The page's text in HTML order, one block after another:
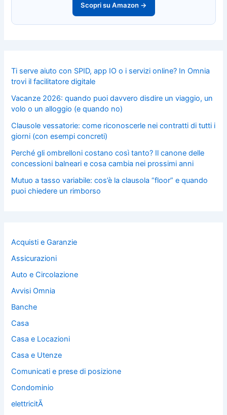
Scopri su Amazon →
Ti serve aiuto con SPID, app IO o i servizi online? In Omnia
trovi il facilitatore digitale
Vacanze 2026: quando puoi davvero disdire un viaggio, un
volo o un alloggio (e quando no)
Clausole vessatorie: come riconoscerle nei contratti di tutti i
giorni (con esempi concreti)
Perché gli ombrelloni costano così tanto? Il canone delle
concessioni balneari e cosa cambia nei prossimi anni
Mutuo a tasso variabile: cos’è la clausola “floor” e quando
puoi chiedere un rimborso
Acquisti e Garanzie
Assicurazioni
Auto e Circolazione
Avvisi Omnia
Banche
Casa
Casa e Locazioni
Casa e Utenze
Comunicati e prese di posizione
Condominio
elettricitÃ